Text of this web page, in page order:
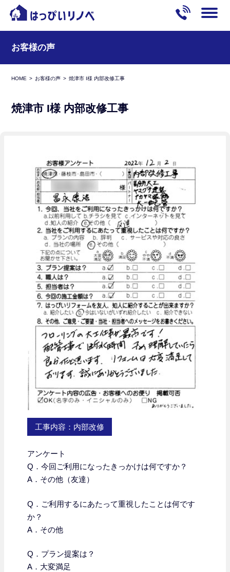
お客様の声
HOME お客様の声 焼津市 I様 内部改修工事
焼津市 I様 内部改修工事
工事内容：内部改修
アンケート
Q．今回ご利用になったきっかけは何ですか？
A．その他（友達）
Q． ご利用するにあたって重視したことは何です
か？
A．その他
Q．プラン提案は？
A．大変満足